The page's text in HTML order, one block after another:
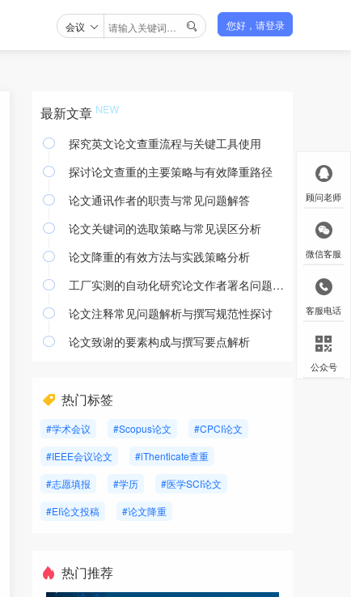
会议  您好，请登录
最新文章
 探究英文论文查重流程与关键工具使用
 探讨论文查重的主要策略与有效降重路径
 论文通讯作者的职责与常见问题解答
 论文关键词的选取策略与常见误区分析
 论文降重的有效方法与实践策略分析
 工厂实测的自动化研究论文作者署名问题探讨
 论文注释常见问题解析与撰写规范性探讨
 论文致谢的要素构成与撰写要点解析
热门标签
#学术会议 #Scopus论文
#CPCI论文
#IEEE会议论文
#iThenticate查重
#志愿填报
#学历
#医学SCI论文
#EI论文投稿
#论文降重
热门推荐
顾问老师
微信客服
客服电话
公众号